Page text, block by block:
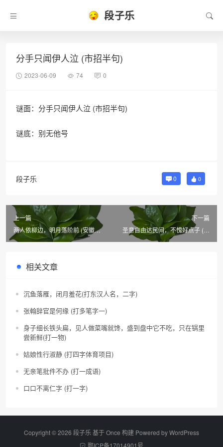
段子乐
分手只闻伊人泣 (市招半句)
2023-06-09 74 0
谜面：分手只闻伊人泣 (市招半句)
谜底：别无他号
段子乐 0 0
上一篇
两人依柳边，明月落阶前 (安徽
市、县名)
下一篇
圣意自由达民间，不愧好点子 (办
公设备连品牌)
相关文章
沉鱼落雁，闭月羞花(打东汉人名，二字)
张翰辞官是何缘 (打多笔字一)
身子细长铁头扁，见人做菜嘴就馋，盛到盘中它不吃，只在锅里
尝新鲜(打一物)
姑娘性行淑静 (打四字体育项目)
无亲笔批件不办 (打一成语)
口口不离仁字 (打一字)
Copyright © 2026 段子乐 基于 Once 构建 Powered byWordPress
鄂ICP备17014901号